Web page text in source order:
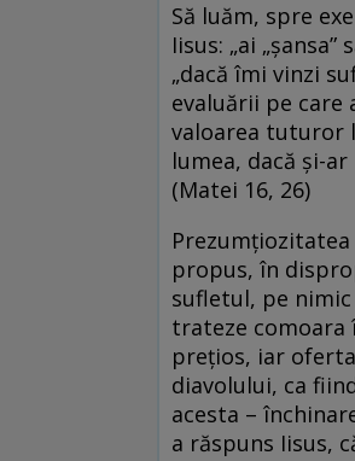
Să luăm, spre
Iisus: „ai
„dacă îmi vinzi
evaluării pe
valoarea tuturor
lumea, dacă şi-
(Matei 16, 26)
propus, în
sufletul, pe
trateze comoara
prețios, iar
diavolului, ca
acesta –
a răspuns Iisus,